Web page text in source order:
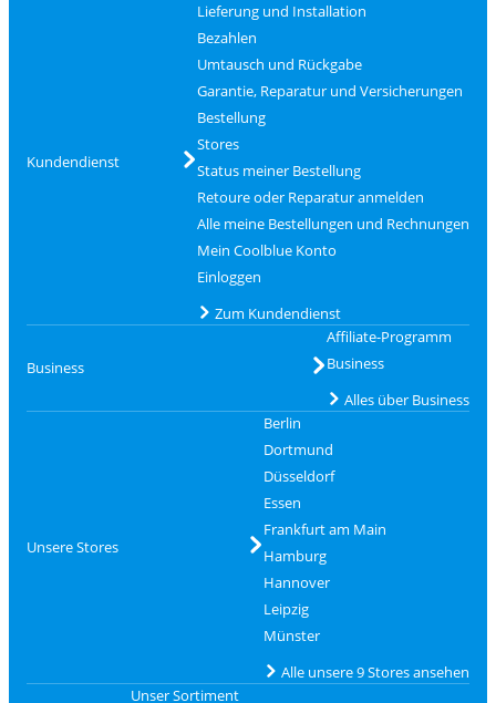
Kundendienst
Lieferung und Installation
Bezahlen
Umtausch und Rückgabe
Garantie, Reparatur und Versicherungen
Bestellung
Stores
Status meiner Bestellung
Retoure oder Reparatur anmelden
Alle meine Bestellungen und Rechnungen
Mein Coolblue Konto
Einloggen
Zum Kundendienst
Business
Affiliate-Programm
Business
Alles über Business
Unsere Stores
Berlin
Dortmund
Düsseldorf
Essen
Frankfurt am Main
Hamburg
Hannover
Leipzig
Münster
Alle unsere 9 Stores ansehen
Unser Sortiment